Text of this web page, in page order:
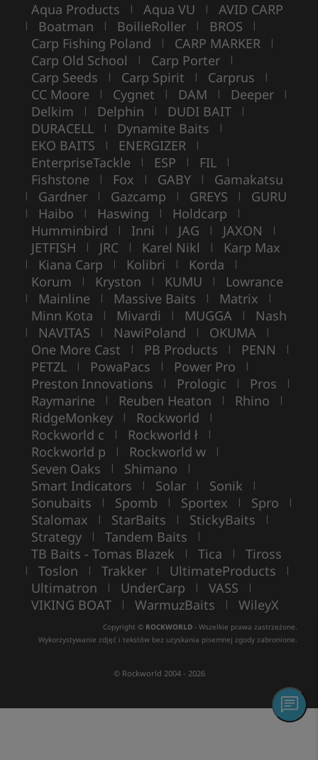
Aqua Products | Aqua VU | AVID CARP
| Boatman | BoilieRoller | BROS |
Carp Fishing Poland | CARP MARKER |
Carp Old School | Carp Porter |
Carp Seeds | Carp Spirit | Carprus |
CC Moore | Cygnet | DAM | Deeper |
Delkim | Delphin | DUDI BAIT |
DURACELL | Dynamite Baits |
EKO BAITS | ENERGIZER |
EnterpriseTackle | ESP | FIL |
Fishstone | Fox | GABY | Gamakatsu
| Gardner | Gazcamp | GREYS | GURU
| Haibo | Haswing | Holdcarp |
Humminbird | Inni | JAG | JAXON |
JETFISH | JRC | Karel Nikl | Karp Max
| Kiana Carp | Kolibri | Korda |
Korum | Kryston | KUMU | Lowrance
| Mainline | Massive Baits | Matrix |
Minn Kota | Mivardi | MUGGA | Nash
| NAVITAS | NawiPoland | OKUMA |
One More Cast | PB Products | PENN |
PETZL | PowaPacs | Power Pro |
Preston Innovations | Prologic | Pros |
Raymarine | Reuben Heaton | Rhino |
RidgeMonkey | Rockworld |
Rockworld c | Rockworld ł |
Rockworld p | Rockworld w |
Seven Oaks | Shimano |
Smart Indicators | Solar | Sonik |
Sonubaits | Spomb | Sportex | Spro |
Stalomax | StarBaits | StickyBaits |
Strategy | Tandem Baits |
TB Baits - Tomas Blazek | Tica | Tiross
| Toslon | Trakker | UltimateProducts |
Ultimatron | UnderCarp | VASS |
VIKING BOAT | WarmuzBaits | WileyX
Copyright © ROCKWORLD - Wszelkie prawa zastrzeżone.
Wykorzystywanie zdjęć i tekstów bez uzyskania pisemnej zgody zabronione.
© Rockworld 2004 - 2026